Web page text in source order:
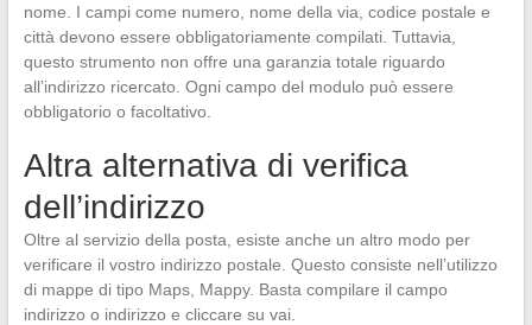
nome. I campi come numero, nome della via, codice postale e
città devono essere obbligatoriamente compilati. Tuttavia,
questo strumento non offre una garanzia totale riguardo
all’indirizzo ricercato. Ogni campo del modulo può essere
obbligatorio o facoltativo.
Altra alternativa di verifica
dell’indirizzo
Oltre al servizio della posta, esiste anche un altro modo per
verificare il vostro indirizzo postale. Questo consiste nell’utilizzo
di mappe di tipo Maps, Mappy. Basta compilare il campo
indirizzo o indirizzo e cliccare su vai.